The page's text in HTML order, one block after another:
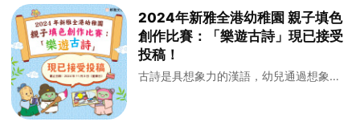
2024年新雅全港幼稚園 親子填色
創作比賽：「樂遊古詩」現已接受
投稿！
古詩是具想象力的漢語，幼兒通過想象古